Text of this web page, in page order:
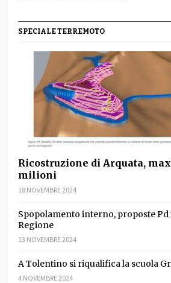
SPECIALE TERREMOTO
Ricostruzione di Arquata,
milioni
18 NOVEMBRE 2024
Spopolamento interno, proposte
Regione
13 NOVEMBRE 2024
A Tolentino si riqualifica la scuola
4 NOVEMBRE 2024